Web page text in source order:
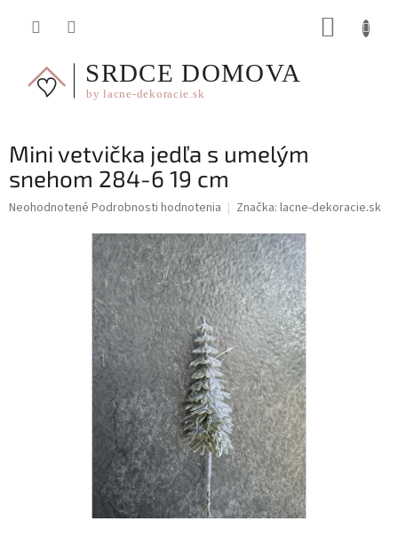
Mini vetvička jedľa s umelým
snehom 284-6 19 cm
Priemerné
Neohodnotené Podrobnosti hodnotenia Značka: lacne-dekoracie.sk